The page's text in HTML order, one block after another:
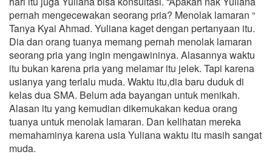
pernah mengecewakan seorang pria? Menolak lamaran “
Tanya Kyai Ahmad. Yuliana kaget dengan pertanyaan itu.
Dia dan orang tuanya memang pernah menolak lamaran
seorang pria yang ingin mengawininya. Alasannya waktu
itu bukan karena pria yang melamar itu jelek. Tapi karena
usianya yang terlalu muda. Waktu itu,dia baru duduk di
kelas dua SMA. Belum ada bayangan untuk menikah.
Alasan itu yang kemudian dikemukakan kedua orang
tuanya untuk menolak lamaran. Dan kelihatan mereka
memahaminya karena usia Yuliana waktu itu masih sangat
muda.